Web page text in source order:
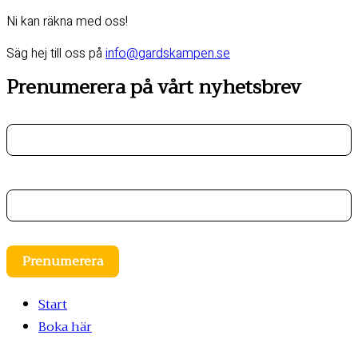
Ni kan räkna med oss!
Säg hej till oss påinfo@gardskampen.se
Prenumerera på vårt nyhetsbrev
Prenumerera
Start
Boka här